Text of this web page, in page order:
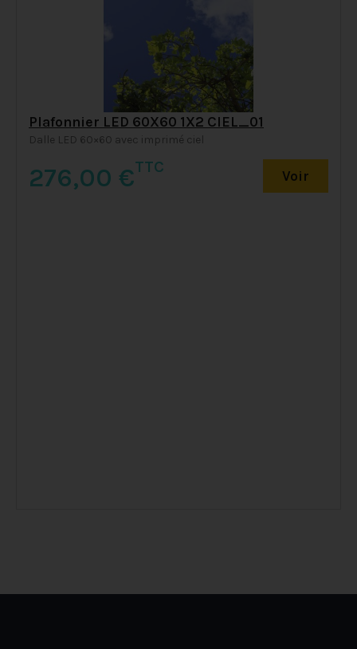
Plafonnier LED 60X60 1X2 CIEL_01
Dalle LED 60×60 avec imprimé ciel
276,00 €TTC Voir